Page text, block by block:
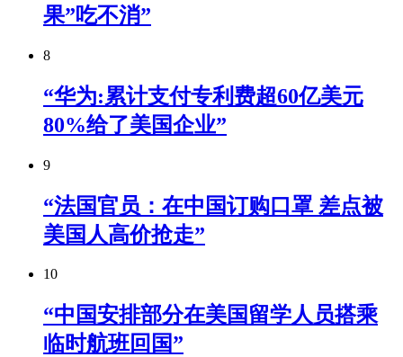
果”吃不消”
8
“华为:累计支付专利费超60亿美元
80%给了美国企业”
9
“法国官员：在中国订购口罩 差点被
美国人高价抢走”
10
“中国安排部分在美国留学人员搭乘
临时航班回国”